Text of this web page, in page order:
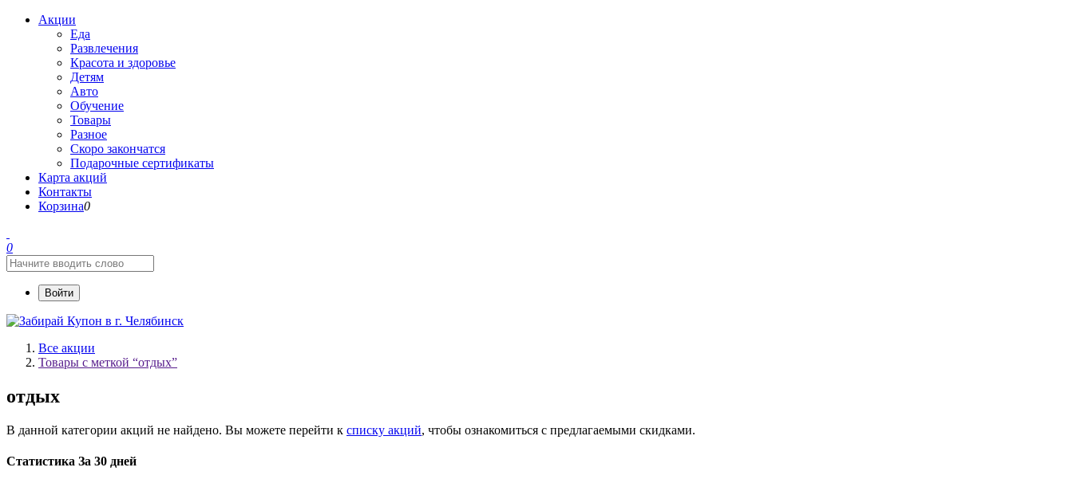
Акции
Еда
Развлечения
Красота и здоровье
Детям
Авто
Обучение
Товары
Разное
Скоро закончатся
Подарочные сертификаты
Карта акций
Контакты
Корзина0
0
Войти
Все акции
Товары с меткой “отдых”
отдых
В данной категории акций не найдено. Вы можете перейти к списку акций, чтобы ознакомиться с предлагаемыми скидками.
Статистика За 30 дней